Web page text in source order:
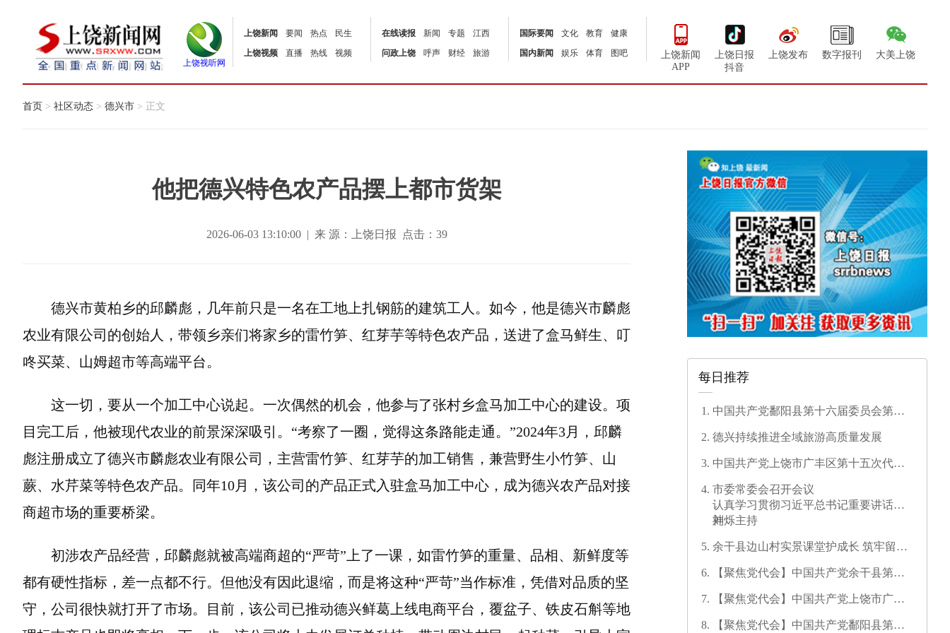
上饶视听网
上饶新闻 要闻 热点
民生
上饶视频
直播 热线 视频
在线读报 新闻 专题
江西
问政上饶
呼声 财经 旅游
国际要闻 文化 教育
健康
国内新闻
娱乐 体育 图吧
上饶新闻
APP
上饶日报
抖音
上饶发布 数字报刊 大美上饶
首页 > 社区动态 > 德兴市 > 正文
他把德兴特色农产品摆上都市货架
2026-06-03 13:10:00 | 来 源：上饶日报 点击： 39
德兴市黄柏乡的邱麟彪，几年前只是一名在工地上扎钢筋的建筑工人。如今，他是德兴市麟彪
农业有限公司的创始人，带领乡亲们将家乡的雷竹笋、红芽芋等特色农产品，送进了盒马鲜生、叮
咚买菜、山姆超市等高端平台。
这一切，要从一个加工中心说起。一次偶然的机会，他参与了张村乡盒马加工中心的建设。项
目完工后，他被现代农业的前景深深吸引。“考察了一圈，觉得这条路能走通。”2024年3月，邱麟
彪注册成立了德兴市麟彪农业有限公司，主营雷竹笋、红芽芋的加工销售，兼营野生小竹笋、山
蕨、水芹菜等特色农产品。同年10月，该公司的产品正式入驻盒马加工中心，成为德兴农产品对接
商超市场的重要桥梁。
初涉农产品经营，邱麟彪就被高端商超的“严苛”上了一课，如雷竹笋的重量、品相、新鲜度等
都有硬性指标，差一点都不行。但他没有因此退缩，而是将这种“严苛”当作标准，凭借对品质的坚
守，公司很快就打开了市场。目前，该公司已推动德兴鲜葛上线电商平台，覆盆子、铁皮石斛等地
每日推荐
中国共产党鄱阳县第十六届委员会第一
德兴持续推进全域旅游高质量发展
中国共产党上饶市广丰区第十五次代表
市委常委会召开会议
认真学习贯彻习近平总书记重要讲话精
神
刘烁主持
余干县边山村实景课堂护成长 筑牢留守
【聚焦党代会】中国共产党余干县第十
【聚焦党代会】中国共产党上饶市广信
【聚焦党代会】中国共产党鄱阳县第十